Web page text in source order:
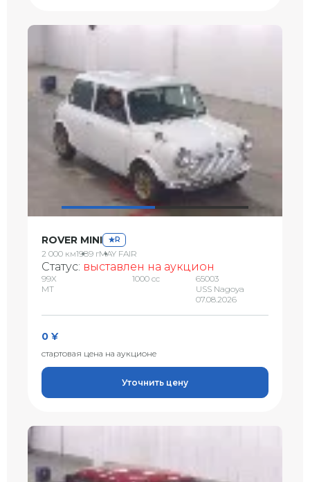
ROVER MINI R
2 000 км1989 гMAY FAIR
Статус: выставлен на аукцион
99X
MT
1000 сс
65003
USS Nagoya
07.08.2026
0 ¥
стартовая цена на аукционе
Уточнить цену